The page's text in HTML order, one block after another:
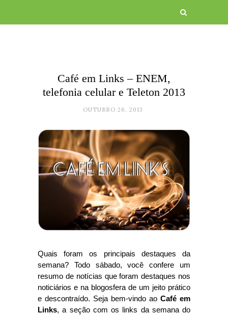
Café em Links – ENEM,
telefonia celular e Teleton 2013
OUTUBRO 26, 2013
Quais foram os principais destaques da
semana? Todo sábado, você confere um
resumo de notícias que foram destaques nos
noticiários e na blogosfera de um jeito prático
e descontraído. Seja bem-vindo ao Café em
Links, a seção com os links da semana do